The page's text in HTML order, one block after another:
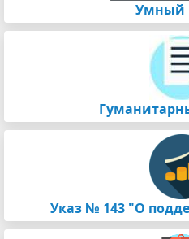
Умный
Указ № 143 "О